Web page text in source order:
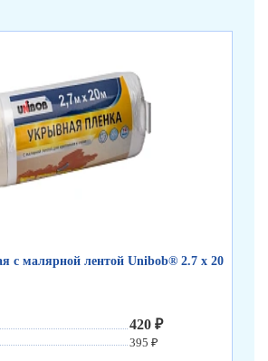
с малярной лентой Unibob® 2.7 х 20
420 ₽
395 ₽